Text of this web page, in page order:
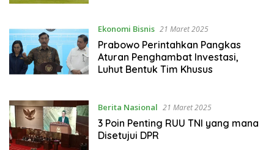
Ekonomi Bisnis 21 Maret 2025
Prabowo Perintahkan Pangkas
Aturan Penghambat Investasi,
Luhut Bentuk Tim Khusus
Berita Nasional 21 Maret 2025
3 Poin Penting RUU TNI yang mana
Disetujui DPR